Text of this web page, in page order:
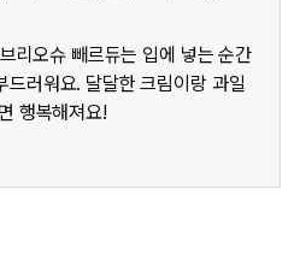
리오슈 빼르듀는 입에 넣는 순간
드러워요. 달달한 크림이랑 과일
행복해져요!